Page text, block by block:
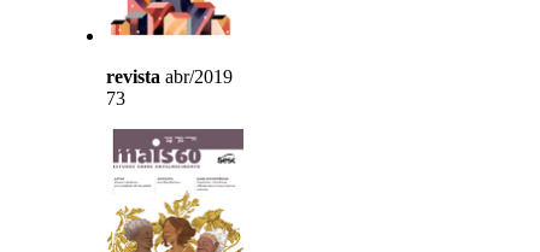
revista abr/2019
73